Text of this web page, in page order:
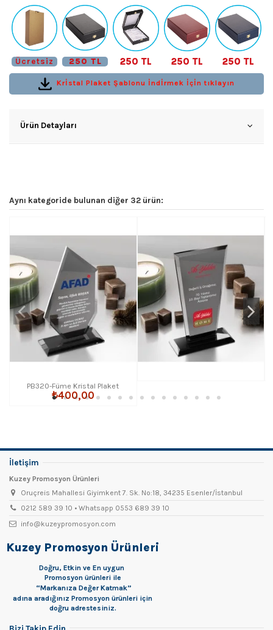
Ücretsiz 250 TL 250 TL 250 TL 250 TL
Krİstal Plaket Şablonu İndİrmek İçİn tıklayın
Ürün Detayları
Aynı kategoride bulunan diğer 32 ürün:
PB320-Füme Kristal Plaket
₺400,00
İletişim
Kuzey Promosyon Ürünleri
Oruçreis Mahallesi Giyimkent 7. Sk. No:18, 34235 Esenler/İstanbul
0212 589 39 10 • Whatsapp 0553 689 39 10
info@kuzeypromosyon.com
Kuzey Promosyon Ürünleri
Doğru, Etkin ve En uygun
Promosyon ürünleri ile
“Markanıza Değer Katmak”
adına aradığınız Promosyon ürünleri için
doğru adrestesiniz.
Bizi Takip Edin